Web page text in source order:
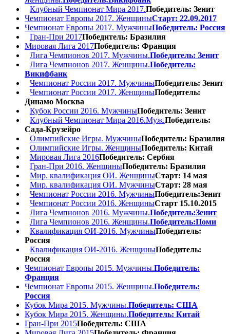
Клубный Чемпионат Мира 2017.Победитель: Зенит
Чемпионат Европы 2017. ЖенщиныСтарт: 22.09.2017
Чемпионат Европы 2017. МужчиныПобедитель: Россия
Гран-При 2017Победитель: Бразилия
Мировая Лига 2017Победитель: Франция
Лига Чемпионов 2017. Мужчины.Победитель: Зенит
Лига Чемпионов 2017. Женщины.Победитель:
Викифбанк
Чемпионат России 2017. МужчиныПобедитель: Зенит
Чемпионат России 2017. ЖенщиныПобедитель:
Динамо Москва
Кубок России 2016. МужчиныПобедитель: Зенит
Клубный Чемпионат Мира 2016.Муж.Победитель:
Сада-Крузейро
Олимпийские Игры. МужчиныПобедитель: Бразилия
Олимпийские Игры. ЖенщиныПобедитель: Китай
Мировая Лига 2016Победитель: Сербия
Гран-При 2016. ЖенщиныПобедитель: Бразилия
Мир. квалификация ОИ. ЖенщиныСтарт: 14 мая
Мир. квалификация ОИ. МужчиныСтарт: 28 мая
Чемпионат России 2016. МужчиныПобедитель:Зенит
Чемпионат России 2016. ЖенщиныСтарт 15.10.2015
Лига Чемпионов 2016. Мужчины.Победитель:Зенит
Лига Чемпионов 2016. Женщины.Победитель:Поми
Квалификация ОИ-2016. МужчиныПобедитель:
Россия
Квалификация ОИ-2016. ЖенщиныПобедитель:
Россия
Чемпионат Европы 2015. Мужчины.Победитель:
Франция
Чемпионат Европы 2015. Женщины.Победитель:
Россия
Кубок Мира 2015. Мужчины.Победитель: США
Кубок Мира 2015. Женщины.Победитель: Китай
Гран-При 2015Победитель: США